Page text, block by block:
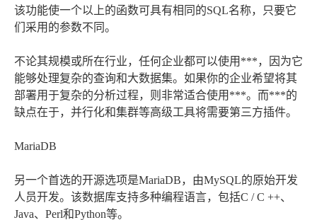
该功能使一个以上的函数可具有相同的SQL名称，只要它
们采用的参数不同。
不论其规模或所在行业，任何企业都可以使用***，因为它
能够处理复杂的查询和大数据集。如果你的企业希望将其
部署用于复杂的分析过程，则非常适合使用***。而***的
缺点在于，并行化和集群等高级工具将需要第三方插件。
MariaDB
另一个首选的开源选项是MariaDB，由MySQL的原始开发
人员开发。该数据库支持多种编程语言，包括C / C ++、
Java、Perl和Python等。